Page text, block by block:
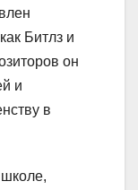
Битлз и
он
и
в